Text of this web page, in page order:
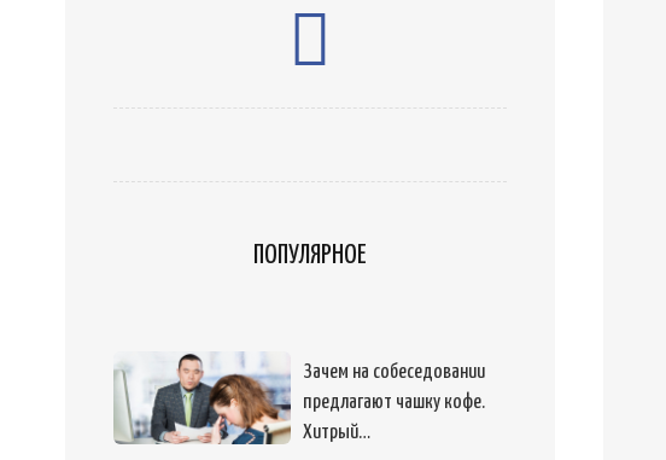
ПОПУЛЯРНОЕ
Зачем на собеседовании
предлагают чашку кофе.
Хитрый…